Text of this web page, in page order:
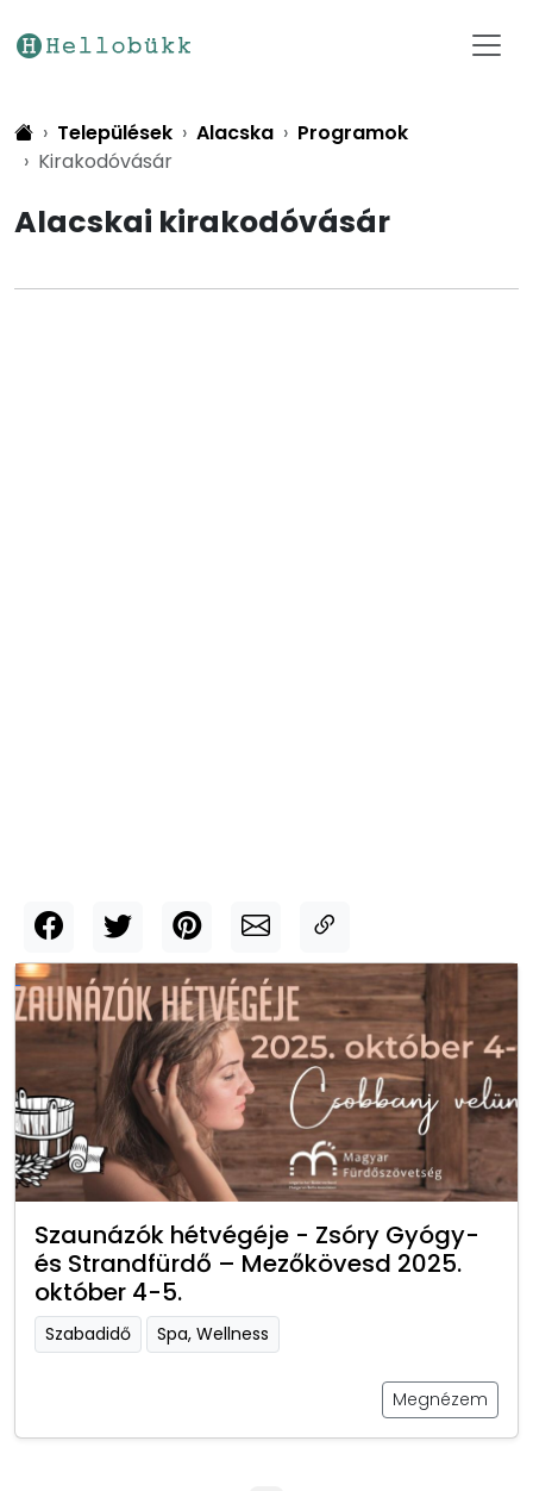
Települések Alacska
Programok
Kirakodóvásár
Alacskai kirakodóvásár
Szaunázók hétvégéje - Zsóry Gyógy-
és Strandfürdő – Mezőkövesd 2025.
október 4-5.
Szabadidő Spa, Wellness
Megnézem